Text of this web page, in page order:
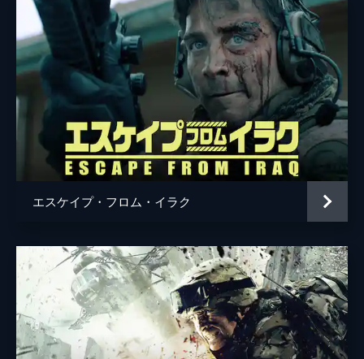
エスケイプ・フロム・イラク